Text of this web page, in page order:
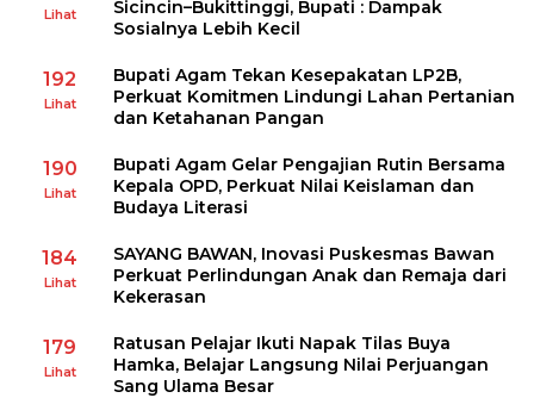
Lihat
Sicincin–Bukittinggi, Bupati : Dampak
Sosialnya Lebih Kecil
192
Lihat
Bupati Agam Tekan Kesepakatan LP2B,
Perkuat Komitmen Lindungi Lahan Pertanian
dan Ketahanan Pangan
190
Lihat
Bupati Agam Gelar Pengajian Rutin Bersama
Kepala OPD, Perkuat Nilai Keislaman dan
Budaya Literasi
184
Lihat
SAYANG BAWAN, Inovasi Puskesmas Bawan
Perkuat Perlindungan Anak dan Remaja dari
Kekerasan
179
Lihat
Ratusan Pelajar Ikuti Napak Tilas Buya
Hamka, Belajar Langsung Nilai Perjuangan
Sang Ulama Besar